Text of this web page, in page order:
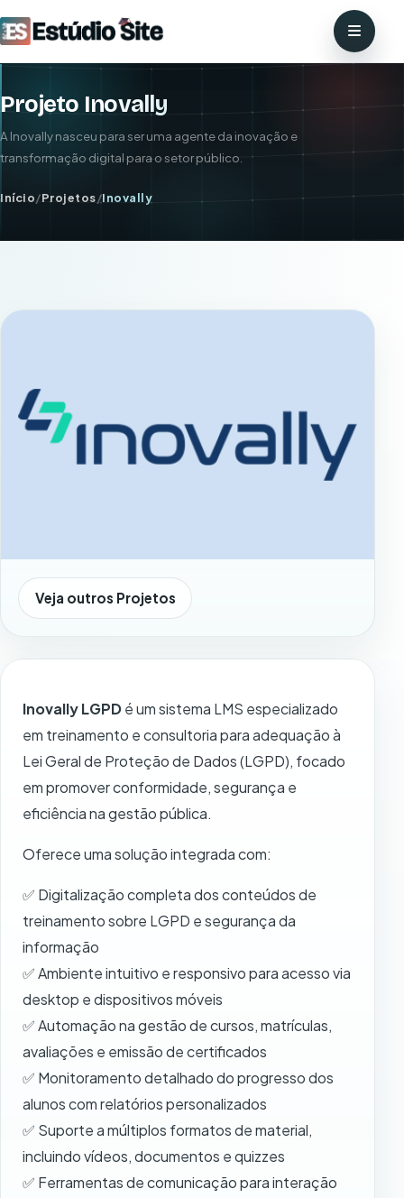
Projeto Inovally
A Inovally nasceu para ser uma agente da inovação e
transformação digital para o setor público.
Início/Projetos/Inovally
Veja outros Projetos
Inovally LGPDé um sistema LMS especializado
em treinamento e consultoria para adequação à
Lei Geral de Proteção de Dados (LGPD), focado
em promover conformidade, segurança e
eficiência na gestão pública.
Oferece uma solução integrada com:
✅ Digitalização completa dos conteúdos de
treinamento sobre LGPD e segurança da
informação
✅ Ambiente intuitivo e responsivo para acesso via
desktop e dispositivos móveis
✅ Automação na gestão de cursos, matrículas,
avaliações e emissão de certificados
✅ Monitoramento detalhado do progresso dos
alunos com relatórios personalizados
✅ Suporte a múltiplos formatos de material,
incluindo vídeos, documentos e quizzes
✅ Ferramentas de comunicação para interação